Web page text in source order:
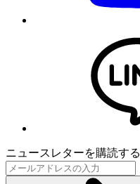
ニュースレターを購読する